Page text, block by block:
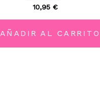
Valorado
0
5
10,95 €
AÑADIR AL CARRITO